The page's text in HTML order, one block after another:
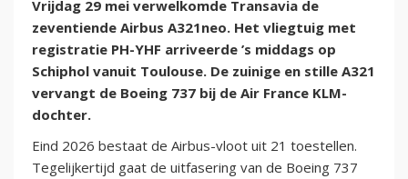
Vrijdag 29 mei verwelkomde Transavia de
zeventiende Airbus A321neo. Het vliegtuig met
registratie PH-YHF arriveerde ’s middags op
Schiphol vanuit Toulouse. De zuinige en stille A321
vervangt de Boeing 737 bij de Air France KLM-
dochter.
Eind 2026 bestaat de Airbus-vloot uit 21 toestellen.
Tegelijkertijd gaat de uitfasering van de Boeing 737